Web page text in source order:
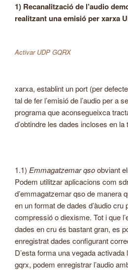
1) Recanalització de l’audio
realitzant una emisió per xarxa
Activar UDP GQRX
xarxa, establint un port (per
tal de fer l’emisió de l’audio per a
programa que aconsegueixca
d’obtindre les dades incloses en
1.1) Emmagatzemar qsoobviant
Podem utilitzar aplicacions com
d’emmagatzemar qso de manera
en un format de dades d’àudio cru
compressió o diexisme. Tot i que
dades en cru és bastant gran, es
enregistrat dades configurant
D’esta forma una vegada
gqrx, podem enregistrar l’audio